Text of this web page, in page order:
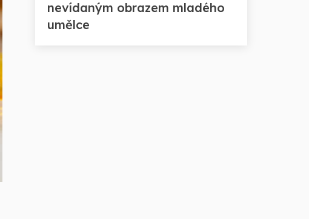
nevídaným obrazem mladého
umělce